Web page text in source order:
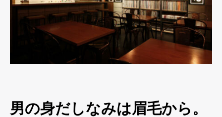
男の身だしなみは眉毛から。